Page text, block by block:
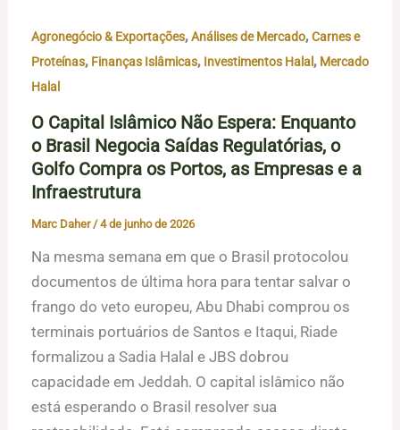
Agronegócio & Exportações,Análises de Mercado,Carnes e
Proteínas, Finanças Islâmicas, Investimentos Halal, Mercado
Halal
O Capital Islâmico Não Espera: Enquanto
o Brasil Negocia Saídas Regulatórias, o
Golfo Compra os Portos, as Empresas e a
Infraestrutura
Marc Daher /4 de junho de 2026
Na mesma semana em que o Brasil protocolou
documentos de última hora para tentar salvar o
frango do veto europeu, Abu Dhabi comprou os
terminais portuários de Santos e Itaqui, Riade
formalizou a Sadia Halal e JBS dobrou
capacidade em Jeddah. O capital islâmico não
está esperando o Brasil resolver sua